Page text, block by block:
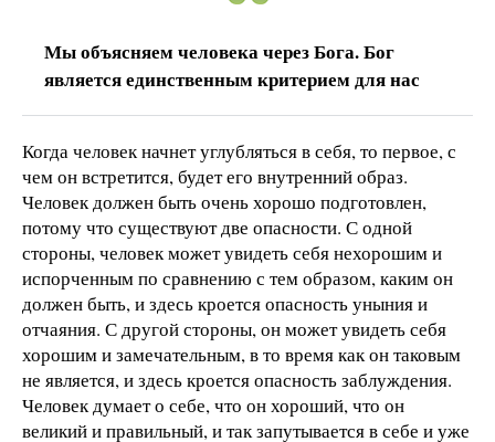
Мы объясняем человека через Бога. Бог
является единственным критерием для нас
Когда человек начнет углубляться в себя, то первое, с
чем он встретится, будет его внутренний образ.
Человек должен быть очень хорошо подготовлен,
потому что существуют две опасности. С одной
стороны, человек может увидеть себя нехорошим и
испорченным по сравнению с тем образом, каким он
должен быть, и здесь кроется опасность уныния и
отчаяния. С другой стороны, он может увидеть себя
хорошим и замечательным, в то время как он таковым
не является, и здесь кроется опасность заблуждения.
Человек думает о себе, что он хороший, что он
великий и правильный, и так запутывается в себе и уже